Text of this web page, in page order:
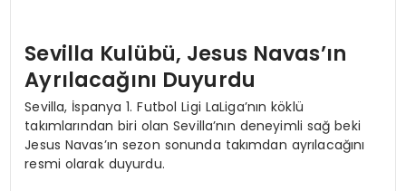
Sevilla Kulübü, Jesus Navas’ın
Ayrılacağını Duyurdu
Sevilla, İspanya 1. Futbol Ligi LaLiga’nın köklü
takımlarından biri olan Sevilla’nın deneyimli sağ beki
Jesus Navas’ın sezon sonunda takımdan ayrılacağını
resmi olarak duyurdu.